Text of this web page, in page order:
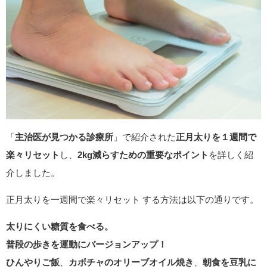
「 主治医が見つかる診療所 」で紹介された 正月太りを１週間で
楽々リセット し、 2kg減らすための重要なポイント を詳しく紹
介しました。
正月太りを一週間で楽々リセット する方法は以下の通りです。
太りにくい糖質を食べる。
普段の歩きを運動にバージョンアップ！
ひんやりご飯
カボチャのオリーブオイル焼き
朝食を豆乳に